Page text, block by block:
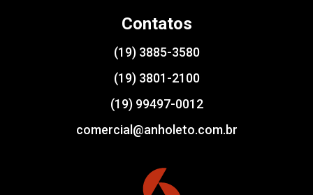
Contatos
(19) 3885-3580
(19) 3801-2100
(19) 99497-0012
comercial@anholeto.com.br